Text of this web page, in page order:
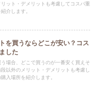
ット・デメリットも考慮してコスパ重
介します。
を買うならどこが安い？コス
した
場合、どこで買うのが一番安く買えそ
以外のメリット・デメリットも考慮し
入場所を紹介します。